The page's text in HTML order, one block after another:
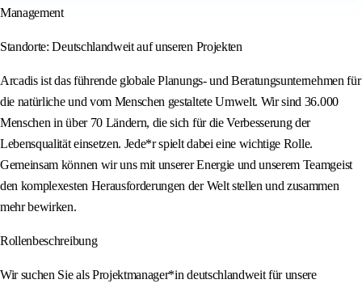
Management
Standorte: Deutschlandweit auf unseren Projekten
Arcadis ist das führende globale Planungs- und Beratungsunternehmen für
die natürliche und vom Menschen gestaltete Umwelt. Wir sind 36.000
Menschen in über 70 Ländern, die sich für die Verbesserung der
Lebensqualität einsetzen. Jede*r spielt dabei eine wichtige Rolle.
Gemeinsam können wir uns mit unserer Energie und unserem Teamgeist
den komplexesten Herausforderungen der Welt stellen und zusammen
mehr bewirken.
Rollenbeschreibung
Wir suchen Sie als Projektmanager*in deutschlandweit für unsere